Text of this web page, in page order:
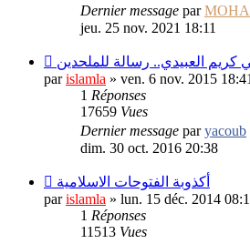
Dernier message par
jeu. 25 nov. 2021 18:11
parislamla » ven. 6 nov. 2015 18:41
1 Réponses
17659 Vues
Dernier message paryacoub
dim. 30 oct. 2016 20:38
أكذوبة الفتوحات الاسلامية
parislamla » lun. 15 déc. 2014
1 Réponses
11513 Vues